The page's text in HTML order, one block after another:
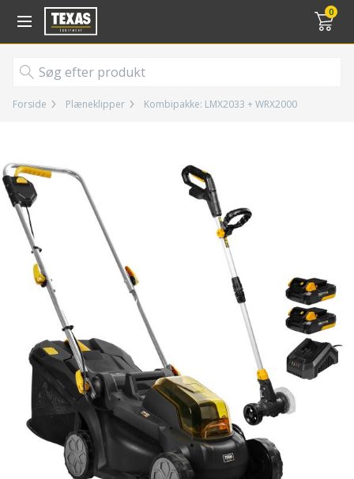
0
Gå til kurv (
Forside Plæneklipper Kombipakke: LMX2033 + WRX2000